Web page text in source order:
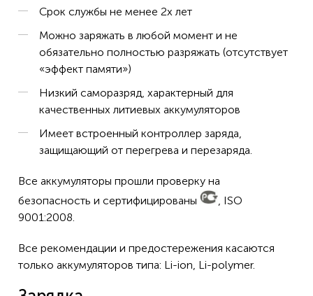
Срок службы не менее 2х лет
Можно заряжать в любой момент и не
обязательно полностью разряжать (отсутствует
«эффект памяти»)
Низкий саморазряд, характерный для
качественных литиевых аккумуляторов
Имеет встроенный контроллер заряда,
защищающий от перегрева и перезаряда.
Все аккумуляторы прошли проверку на
безопасность и сертифицированы
, ISO
9001:2008.
Все рекомендации и предостережения касаются
только аккумуляторов типа: Li-ion, Li-polymer.